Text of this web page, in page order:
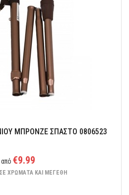
ΜΠΡΟΝΖΕ ΣΠΑΣΤΟ 0806523
από €9.99
ΧΡΩΜΑΤΑ ΚΑΙ ΜΕΓΕΘΗ
κορμού υψηλής ποιότητας.